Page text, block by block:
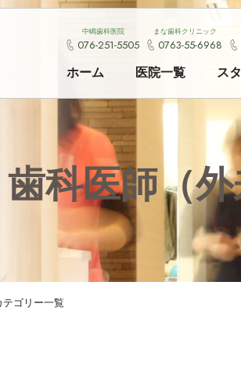
中嶋歯科医院
076-251-5505
まな歯科クリニック
0763-55-6968
ホーム 医院一覧 ス
歯科医師（
テゴリー一覧